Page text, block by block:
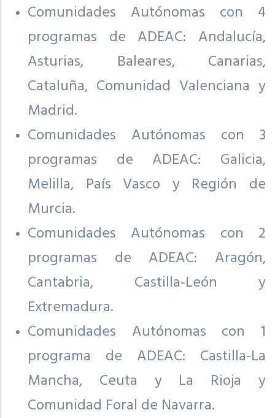
Comunidades Autónomas con 4
programas de ADEAC: Andalucía,
Asturias, Baleares, Canarias,
Cataluña, Comunidad Valenciana y
Madrid.
Comunidades Autónomas con 3
programas de ADEAC: Galicia,
Melilla, País Vasco y Región de
Murcia.
Comunidades Autónomas con 2
programas de ADEAC: Aragón,
Cantabria, Castilla-León y
Extremadura.
Comunidades Autónomas con 1
programa de ADEAC: Castilla-La
Mancha, Ceuta y La Rioja y
Comunidad Foral de Navarra.